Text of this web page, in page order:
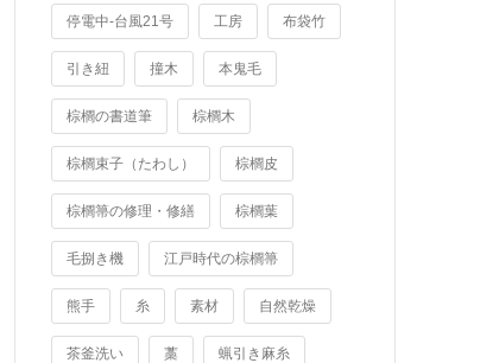
停電中-台風21号 工房 布袋竹
引き紐 撞木 本鬼毛
棕櫚の書道筆 棕櫚木
棕櫚束子（たわし） 棕櫚皮
棕櫚箒の修理・修繕 棕櫚葉
毛捌き機 江戸時代の棕櫚箒
熊手 糸 素材 自然乾燥
茶釜洗い 藁 蝋引き麻糸